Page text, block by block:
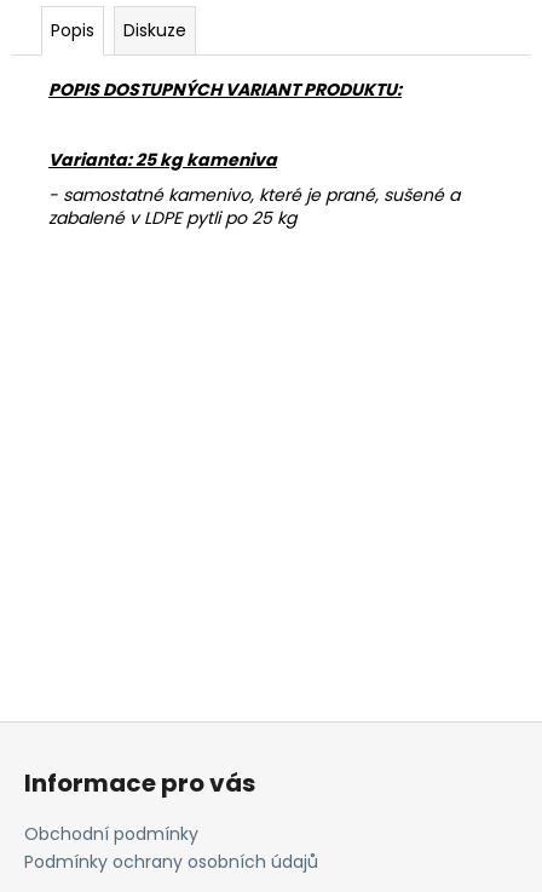
Popis Diskuze
POPIS DOSTUPNÝCH VARIANT PRODUKTU:
Varianta: 25 kg kameniva
- samostatné kamenivo, které je prané, sušené a
zabalené v LDPE pytli po 25 kg
REVITALIZAČNÍ
NÁTĚR
EMZ
100
Z
Informace pro vás
Obchodní podmínky
Podmínky ochrany osobních údajů